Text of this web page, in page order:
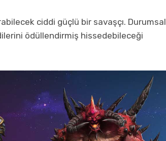
ciddi güçlü bir savaşçı. Durumsal
ödüllendirmiş hissedebileceği